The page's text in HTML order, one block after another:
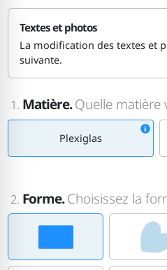
Textes et photos
La modification des textes et
suivante.
1. Matière.Quelle matière
Plexiglas
2. Forme.Choisissez la